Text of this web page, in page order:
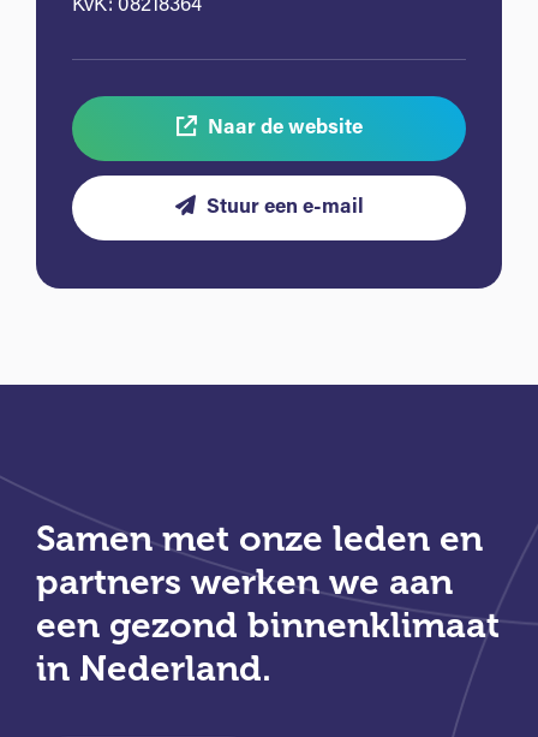
KvK: 08218364
Naar de website
Stuur een e-mail
Samen met onze leden en
partners werken we aan
een gezond binnenklimaat
in Nederland.